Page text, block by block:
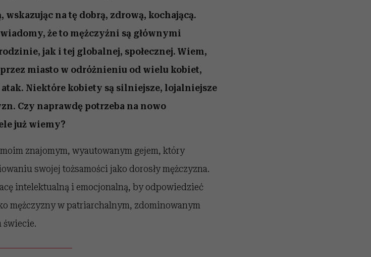
wskazując na tę dobrą, zdrową, kochającą.
że to mężczyźni są głównymi
jak i tej globalnej, społecznej. Wiem,
miasto w odróżnieniu od wielu kobiet,
Niektóre kobiety są silniejsze, lojalniejsze
Czy naprawdę potrzeba na nowo
już wiemy?
znajomym, wyautowanym gejem, który
swojej tożsamości jako dorosły mężczyzna.
intelektualną i emocjonalną, by odpowiedzieć
mężczyzny w patriarchalnym, zdominowanym
świecie.